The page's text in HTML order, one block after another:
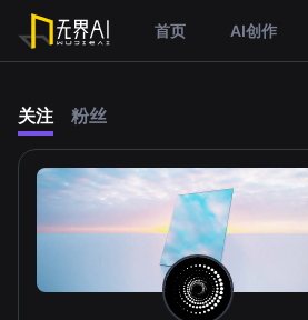
首页 AI创作
关注 粉丝